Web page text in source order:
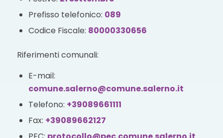
Prefisso telefonico: 089
Codice Fiscale: 80000330656
Riferimenti comunali:
E-mail:
comune.salerno@comune.salerno.it
Telefono: +39089661111
Fax: +39089662127